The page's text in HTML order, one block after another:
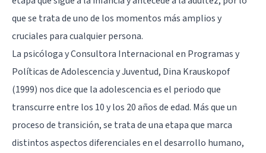
que se trata de uno de los momentos más amplios y
cruciales para cualquier persona.
La psicóloga y Consultora Internacional en Programas y
Políticas de Adolescencia y Juventud, Dina Krauskopof
(1999) nos dice que la adolescencia es el periodo que
transcurre entre los 10 y los 20 años de edad. Más que un
proceso de transición, se trata de una etapa que marca
distintos aspectos diferenciales en el desarrollo humano,